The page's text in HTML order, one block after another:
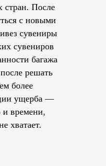
стран. После
с новыми
сувениры
сувениров
багажа
решать
более
ущерба —
и времени,
хватает.